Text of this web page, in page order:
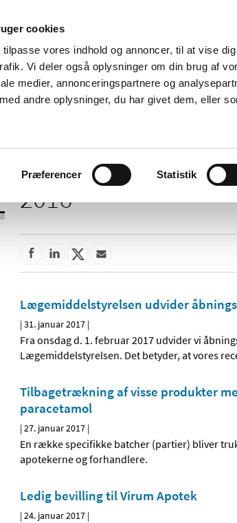
cookies
vores indhold og annoncer, til at vise
Vi deler også oplysninger om din brug af
medier, annonceringspartnere og
andre oplysninger, du har givet dem, eller
Præferencer Statistik
Nyheder
og
Tilskud og
2016
Lægemiddelstyrelsen udvider
|31. januar 2017 |
Fra onsdag d. 1. februar 2017 udvider vi
Lægemiddelstyrelsen. Det betyder, at vores
Tilbagetrækning af visse produkter
paracetamol
|27. januar 2017 |
En række specifikke batcher (partier) bliver
apotekerne og forhandlere.
Ledig bevilling til Virum Apotek
|24. januar 2017 |